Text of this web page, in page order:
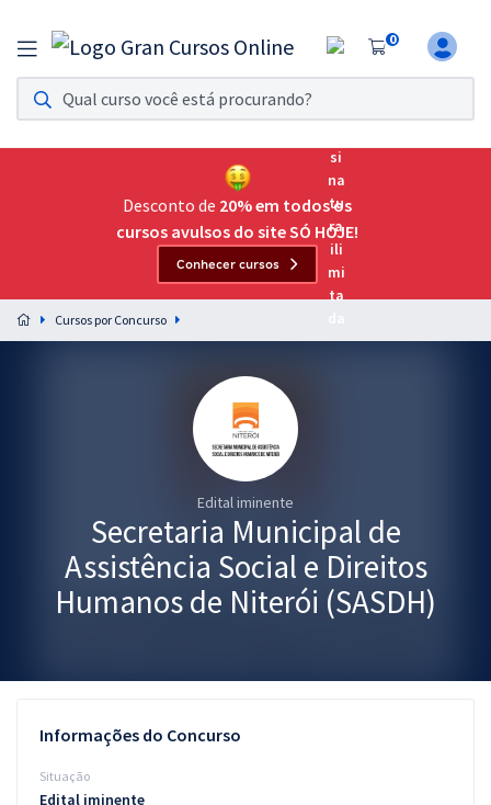
0
Assinatura Ilimitada 11
Acesso a todos os cursos. Teste grátis por 7 dias!
Assinatura OAB Até Passar
Acesso ilimitado a toda preparação para o Exame da
Preparação completa e intensiva para as principais
residências em saúde do Brasil
Graduação
Desconto de 20% em todos os
cursos avulsos do site SÓ HOJE!
Conhecer cursos
Cursos por Concurso
Edital iminente
Secretaria Municipal de
Assistência Social e Direitos
Humanos de Niterói (SASDH)
Informações do Concurso
Situação
Edital iminente